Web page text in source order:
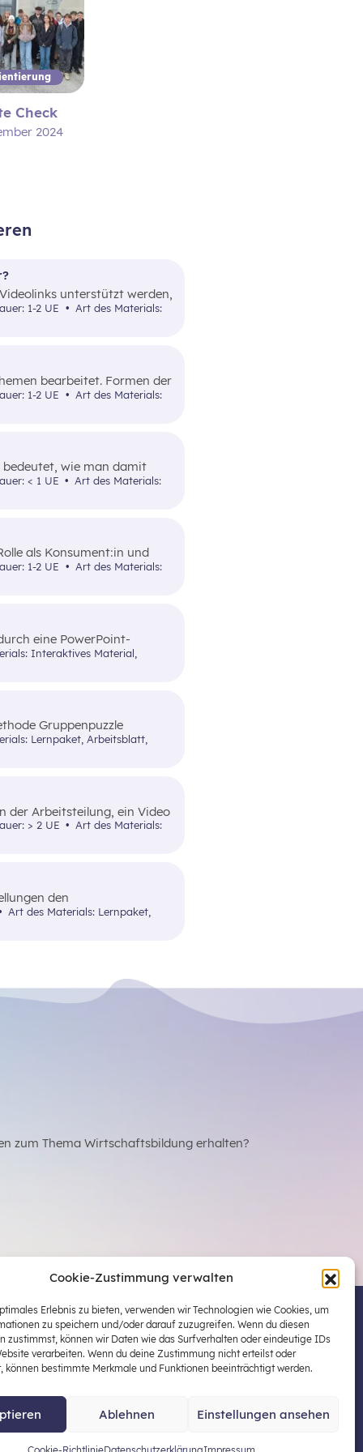
Cookie-Zustimmung verwalten
Erlebnis zu bieten, verwenden wir Technologien wie Cookies, um
zu speichern und/oder darauf zuzugreifen. Wenn du diesen
zustimmst, können wir Daten wie das Surfverhalten oder eindeutige IDs
verarbeiten. Wenn du deine Zustimmung nicht erteilst oder
können bestimmte Merkmale und Funktionen beeinträchtigt werden.
Ablehnen Einstellungen ansehen
Check
2024
unterstützt werden,
brutto netto),
1-2 UE
bearbeitet. Formen der
1-2 UE
bedeutet, wie man damit
< 1 UE
als Konsument:in und
Ergänzend werden
1-2 UE Art des Materials:
eine PowerPoint-
für eine passende
Gruppenpuzzle
Methode wird zusätzlich
unterstützt.
der Arbeitsteilung, ein Video
zu > 2 UE Art des Materials:
den
Herausforderungen und
zum Thema Wirtschaftsbildung erhalten?
zentraler Plattform für die Stärkung
in der schulischen Allgemeinbildung